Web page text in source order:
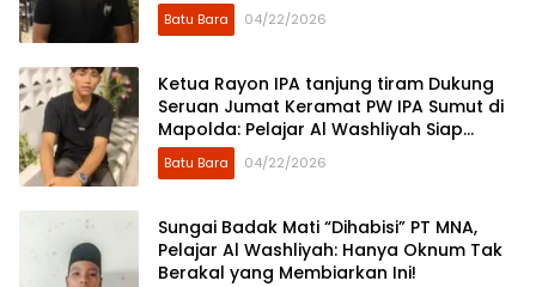
Batu Bara 04/22/2026
Ketua Rayon IPA tanjung tiram Dukung
Seruan Jumat Keramat PW IPA Sumut di
Mapolda: Pelajar Al Washliyah Siap
“Kepung” Penimbun Sungai Badak Mati.
Batu Bara 04/22/2026
Sungai Badak Mati “Dihabisi” PT MNA,
Pelajar Al Washliyah: Hanya Oknum Tak
Berakal yang Membiarkan Ini!